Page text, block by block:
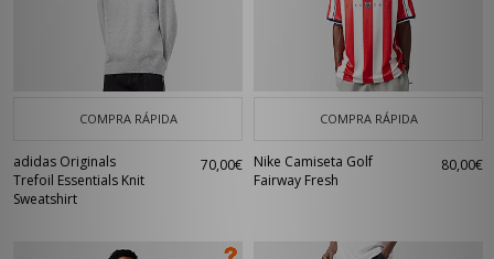
COMPRA RÁPIDA
adidas Originals
Trefoil Essentials Knit
Sweatshirt
70,00€
COMPRA RÁPIDA
Nike Camiseta Golf
Fairway Fresh
80,00€